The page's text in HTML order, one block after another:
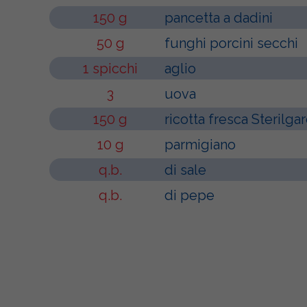
150 g
pancetta a dadini
50 g
funghi porcini secchi
1 spicchi
aglio
3
uova
150 g
ricotta fresca
10 g
parmigiano
q.b.
di sale
q.b.
di pepe